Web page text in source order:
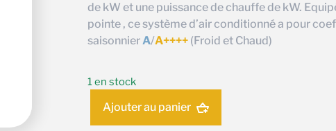
de kW et une puissance de chauffe de kW.
pointe , ce système d’air conditionné a pour
saisonnierA/A++++ (Froid et Chaud)
1 en stock
Ajouter au panier